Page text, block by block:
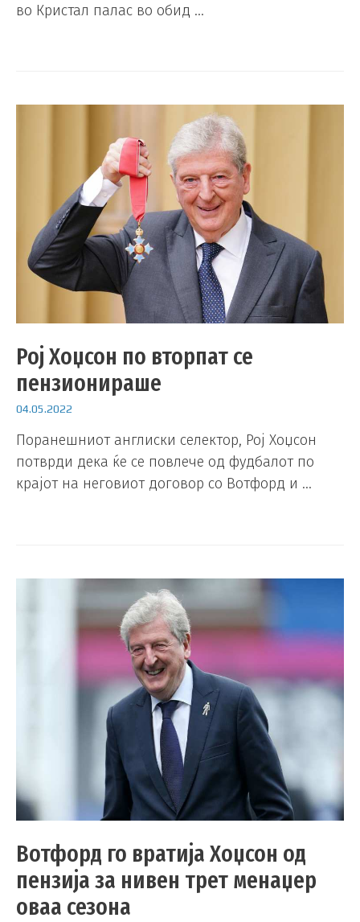
во Кристал палас во обид …
Рој Хоџсон по вторпат се
пензионираше
04.05.2022
Поранешниот англиски селектор, Рој Хоџсон
потврди дека ќе се повлече од фудбалот по
крајот на неговиот договор со Вотфорд и …
Вотфорд го вратија Хоџсон од
пензија за нивен трет менаџер
оваа сезона